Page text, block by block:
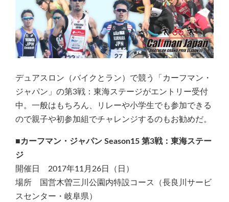
デュアスロン（バイクとラン）で競う「カーフマン・
ジャパン」の第3戦：東海ステージがエントリー受付
中。一般はもちろん、リレーや小学生でも参加できる
ので親子や初参加組でチャレンジするのもお勧めだ。
■カーフマン・ジャパン Season15 第3戦：東海ステー
ジ
開催日 2017年11月26日（日）
場所 国営木曽三川公園内特設コース（長良川サービ
スセンター・岐阜県）